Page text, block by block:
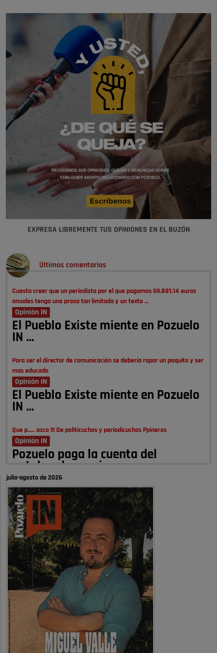
EXPRESA LIBREMENTE TUS OPINIONES EN EL BUZÓN
Últimos comentarios
Cuesta creer que un periodista por el que pagamos 69.881,14 euros
anuales tenga una prosa tan limitada y un texto …
Opinión IN
El Pueblo Existe miente en Pozuelo
IN …
Para ser el director de comunicación se debería rapar un poquito y ser
mas educado
Opinión IN
El Pueblo Existe miente en Pozuelo
IN …
Que p..... asco !!! De politicuchos y periodicuchos Ppineros
Opinión IN
Pozuelo paga la cuenta del
autobombo: casi …
Señora Alcaldesa Ud no ha vivido nunca en Pozuelo , pero yo si desde
hace más de 60 años , …
Pozuelo de Alarcón
Quejas por el deterioro de la
limpieza …
A ver si es posible que haya vivienda para familias con hijos y no
solamente jóvenes que no es tan …
Pozuelo de Alarcón
Pozuelo desbloquea
definitivamente Huerta Grande: las
obras …
Donde pueden inscribirse las personas empadronados en Pozuelo para
la vivienda asequible .
julio-agosto de 2026